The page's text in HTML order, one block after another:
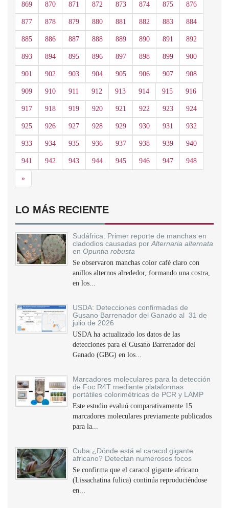
869 870 871 872 873 874 875 876
877 878 879 880 881 882 883 884
885 886 887 888 889 890 891 892
893 894 895 896 897 898 899 900
901 902 903 904 905 906 907 908
909 910 911 912 913 914 915 916
917 918 919 920 921 922 923 924
925 926 927 928 929 930 931 932
933 934 935 936 937 938 939 940
941 942 943 944 945 946 947 948
»Siguiente
LO MÁS RECIENTE
Sudáfrica: Primer reporte de manchas en
cladodios causadas por Alternaria alternata
en Opuntia robusta
Se observaron manchas color café claro con
anillos alternos alrededor, formando una costra,
en los...
USDA: Detecciones confirmadas de
Gusano Barrenador del Ganado al 31 de
julio de 2026
USDA ha actualizado los datos de las
detecciones para el Gusano Barrenador del
Ganado (GBG) en los...
Marcadores moleculares para la detección
de Foc R4T mediante plataformas
portátiles colorimétricas de PCR y LAMP
Este estudio evaluó comparativamente 15
marcadores moleculares previamente publicados
para la...
Cuba:¿Dónde está el caracol gigante
africano? Detectan numerosos focos
Se confirma que el caracol gigante africano
(Lissachatina fulica) continúa reproduciéndose
en...